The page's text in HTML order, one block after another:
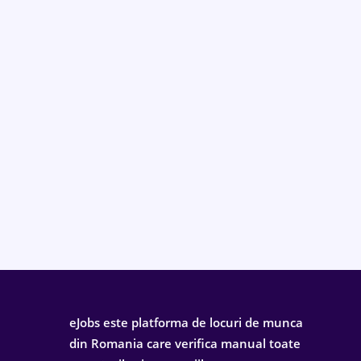
eJobs este platforma de locuri de munca
din Romania care verifica manual toate